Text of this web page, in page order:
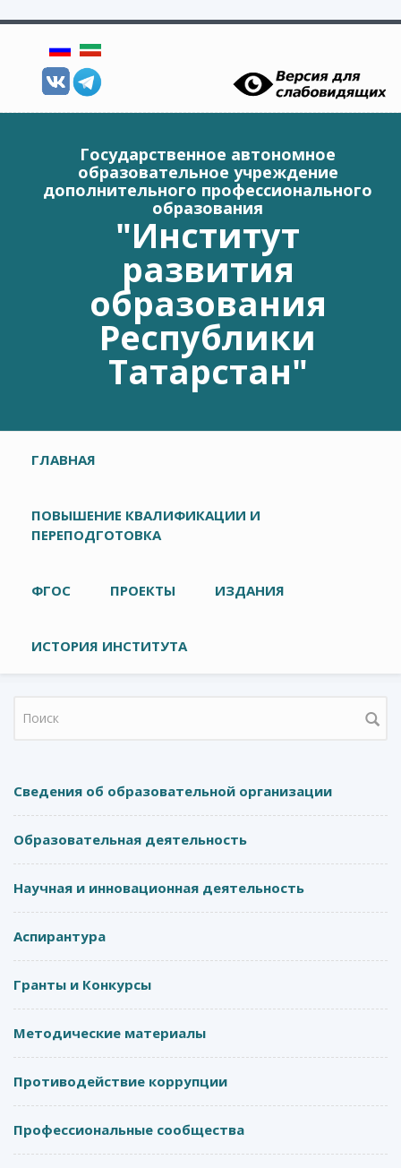
Государственное автономное
образовательное учреждение
дополнительного профессионального
образования
"Институт
развития
образования
Республики
Татарстан"
Главное меню
ГЛАВНАЯ
ПОВЫШЕНИЕ КВАЛИФИКАЦИИ И
ПЕРЕПОДГОТОВКА
ФГОС ПРОЕКТЫ ИЗДАНИЯ
ИСТОРИЯ ИНСТИТУТА
Форма поиска
Сведения об образовательной организации
Образовательная деятельность
Научная и инновационная деятельность
Аспирантура
Гранты и Конкурсы
Методические материалы
Противодействие коррупции
Профессиональные сообщества